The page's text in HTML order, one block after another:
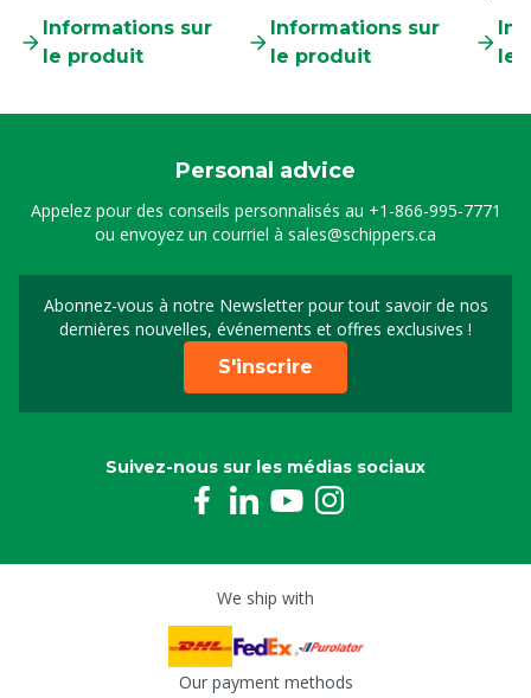
Informations sur
le produit
Informations sur
le produit
le
Personal advice
Appelez pour des conseils personnalisés au +1-866-995-7771
ou envoyez un courriel à sales@schippers.ca
Abonnez-vous à notre Newsletter pour tout savoir de nos
dernières nouvelles, événements et offres exclusives !
Sign up for our
S'inscrire
Suivez-nous sur les médias sociaux
We ship with
Our payment methods